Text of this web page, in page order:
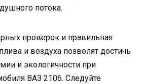
потока.
проверок и правильная
и воздуха позволят достичь
и экологичности при
ВАЗ 2106. Следуйте